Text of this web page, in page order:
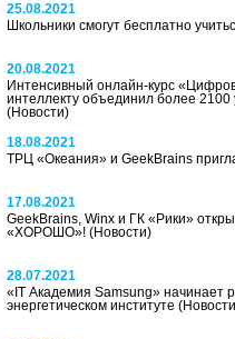
25.08.2021
Школьники смогут бесплатно
20.08.2021
Интенсивный онлайн-курс
интеллекту объединил более 2100
(Новости)
18.08.2021
ТРЦ «Океания» и GeekBrains
17.08.2021
GeekBrains, Winx и ГК «Рики»
«ХОРОШО»! (Новости)
28.07.2021
«IT Академия Samsung» начинает
энергетическом институте